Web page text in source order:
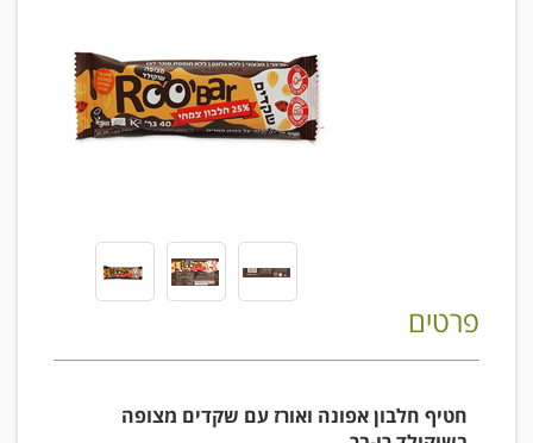
פרטים
חטיף חלבון אפונה ואורז עם שקדים מצופה